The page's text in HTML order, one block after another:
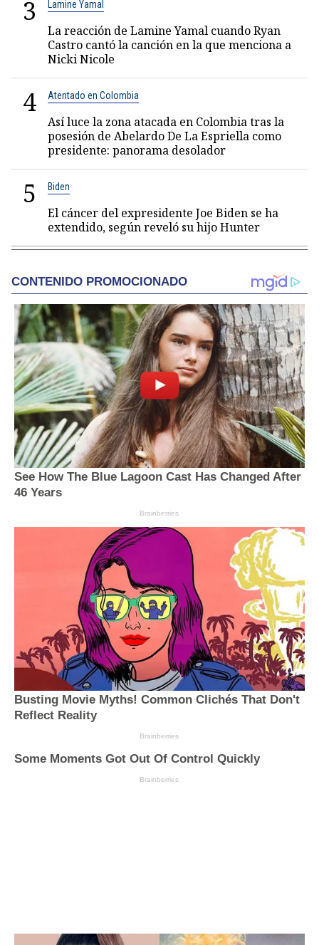
3 Lamine Yamal
La reacción de Lamine Yamal cuando Ryan
Castro cantó la canción en la que menciona a
Nicki Nicole
4 Atentado en Colombia
Así luce la zona atacada en Colombia tras la
posesión de Abelardo De La Espriella como
presidente: panorama desolador
5 Biden
El cáncer del expresidente Joe Biden se ha
extendido, según reveló su hijo Hunter